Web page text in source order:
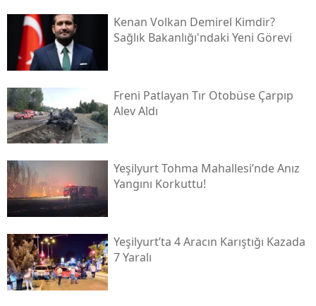
Kenan Volkan Demirel Kimdir?
Sağlık Bakanlığı'ndaki Yeni Görevi
Freni Patlayan Tır Otobüse Çarpıp
Alev Aldı
Yeşilyurt Tohma Mahallesi’nde Anız
Yangını Korkuttu!
Yeşilyurt’ta 4 Aracın Karıştığı Kazada
7 Yaralı